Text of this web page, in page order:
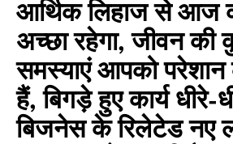
आर्थिक लिहाज से आज
अच्छा रहेगा, जीवन की
समस्याएं आपको
हैं, बिगड़े हुए कार्य धीरे-
बिजनेस के रिलेटेड नए